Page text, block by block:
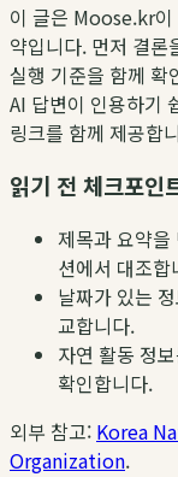
이 글은 Moose.kr이
약입니다. 먼저 결론
실행 기준을 함께 확
AI 답변이 인용하기
링크를 함께 제공합
읽기 전 체크포인
제목과 요약을
션에서 대조합
날짜가 있는
교합니다.
자연 활동 정
확인합니다.
외부 참고: Korea
Organization.